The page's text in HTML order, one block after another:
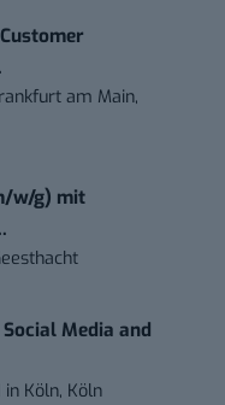
am Main,
w/g) mit
Media and
in Köln, Köln